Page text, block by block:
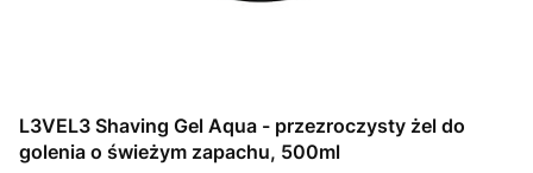
L3VEL3 Shaving Gel Aqua - przezroczysty żel do
golenia o świeżym zapachu, 500ml